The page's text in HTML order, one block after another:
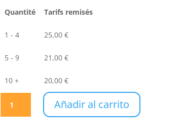
Quantité Tarifs remisés
1 - 4 25,00 €
5 - 9 21,00 €
10 + 20,00 €
Añadir al carrito